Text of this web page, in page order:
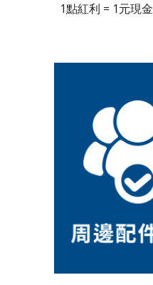
1點紅利 = 1元現金